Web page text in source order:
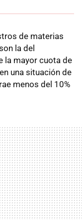
de materias
la del
la mayor cuota de
una situación de
menos del 10%